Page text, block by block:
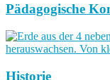
Pädagogische
Historie